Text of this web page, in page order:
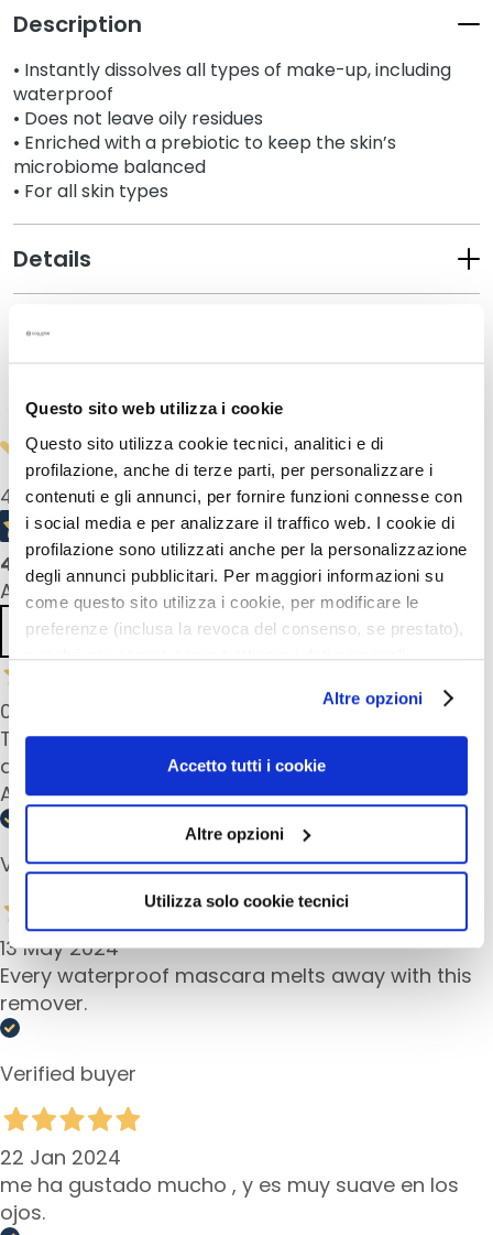
Questo sito web utilizza i cookie
Questo sito utilizza cookie tecnici, analitici e di
profilazione, anche di terze parti, per personalizzare i
contenuti e gli annunci, per fornire funzioni connesse con
i social media e per analizzare il traffico web. I cookie di
profilazione sono utilizzati anche per la personalizzazione
degli annunci pubblicitari. Per maggiori informazioni su
come questo sito utilizza i cookie, per modificare le
preferenze (inclusa la revoca del consenso, se prestato),
nonché per sapere come trattiamo i dati personali –
l’informativa cookie completa e l’informativa privacy
disponibiliqui. Le ricordiamo che, qualora clicchi su
“Utilizza solo i cookie necessari”, non sarà installato
quelli tecnici. Cliccando su “Accetto tutti i cookie”,
presterà il consenso all’installazione di tutti i cookie
utilizzati dal sito. Cliccando su “Altre opzioni”, potrà
scegliere, in modo più granulare, quali cookie
Altre opzioni
Accetto tutti i cookie
Altre opzioni
Utilizza solo cookie tecnici
x
o
l
i
a
t
r
s
M
a
s
n
d
E
x
f
o
l
i
a
r
F
e
r
e
a
m
E
e
a
n
d
L
Description
• Instantly dissolves all types of make-up, including
waterproof
• Does not leave oily residues
• Enriched with a prebiotic to keep the skin’s
microbiome balanced
• For all skin types
Details
How to use
Safety information
4,8/5
4
product reviews
All reviews >
Previous Next
02 Dec 2024
Toller Eye-Make-up Remover. Schütteln, auf Pad
auftragen und los geht's. Auch für empfindliche
Augen geeignet.
Verified buyer
13 May 2024
Every waterproof mascara melts away with this
remover.
Verified buyer
22 Jan 2024
me ha gustado mucho , y es muy suave en los
ojos.